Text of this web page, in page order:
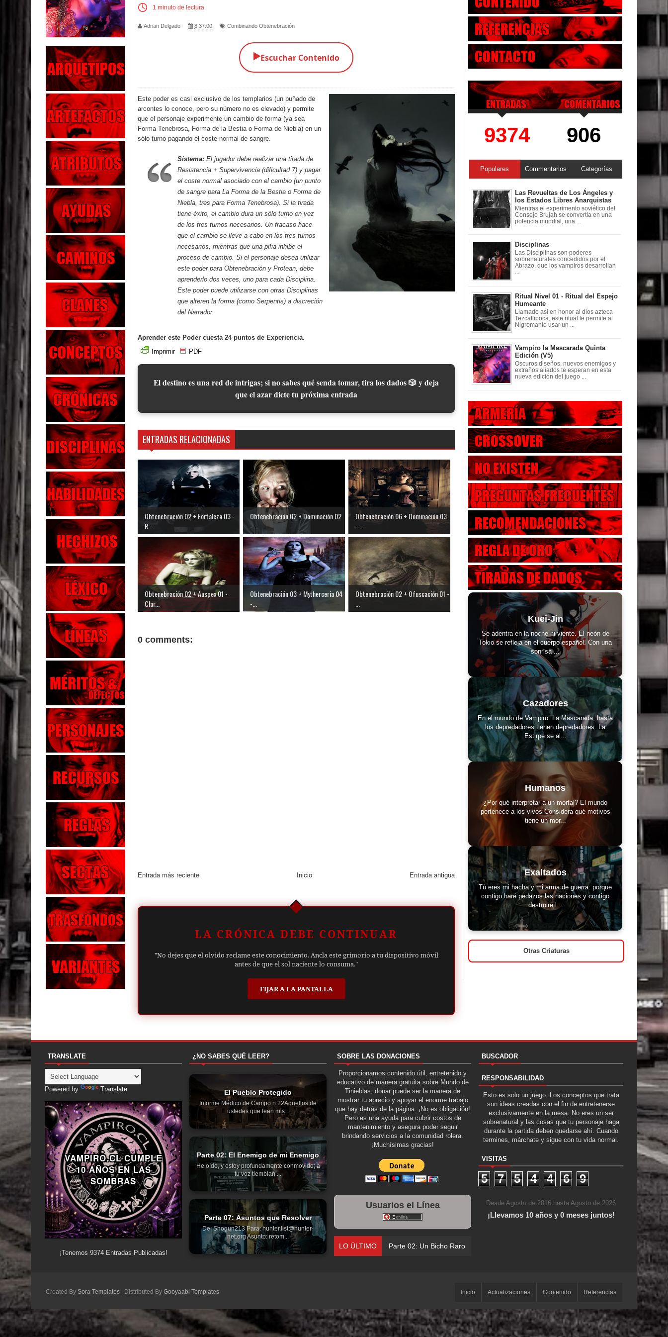
Parte 02: Los Muertos Gobiernan a los Vivos
Parte 01: Escondido a Plena Luz
Parte 02: El Enemigo de mi Enemigo
Parte 06: Coletazos
Parte 05: Los Horrores del Infierno
Parte 04: Oídos Sordos
Parte 03: La Traición
Parte 02: Vuelve el Hijo Prodigo
Parte 03: Reflexiones
1 minuto de lectura
Adrian Delgado 8:37:00 Combinando Obtenebración
▶️Escuchar Contenido
Este poder es casi exclusivo de los templarios (un puñado de
arcontes lo conoce, pero su número no es elevado) y permite
que el personaje experimente un cambio de forma (ya sea
Forma Tenebrosa, Forma de la Bestiao Forma de Niebla) en un
sólo turno pagando el coste normal de sangre.
Sistema: El jugador debe realizar una tirada de
Resistencia + Supervivencia (dificultad 7) y pagar
el coste normal asociado con el cambio (un punto
de sangre para La Forma de la Bestia o Forma de
Niebla, tres para Forma Tenebrosa). Si la tirada
tiene éxito, el cambio dura un sólo turno en vez
de los tres turnos necesarios. Un fracaso hace
que el cambio se lleve a cabo en los tres turnos
necesarios, mientras que una pifia inhibe el
proceso de cambio. Si el personaje desea utilizar
este poder para Obtenebración y Protean, debe
aprenderlo dos veces, uno para cada Disciplina.
Este poder puede utilizarse con otras Disciplinas
que alteren la forma (como Serpentis) a discreción
del Narrador.
Aprender este Poder cuesta 24 puntos de Experiencia.
Imprimir
PDF
El destino es una red de intrigas; si no sabes qué senda tomar, tira los dados 🎲 y deja
que el azar dicte tu próxima entrada
ENTRADAS RELACIONADAS
Obtenebración 02 + Fortaleza 03 -
R...
Obtenebración 02 + Dominación 02
- ...
Obtenebración 06 + Dominación 03
- ...
Obtenebración 02 + Auspex 01 -
Clar...
Obtenebración 03 + Mytherceria 04
-...
Obtenebración 02 + Ofuscación 01 -
0 comments:
Entrada más reciente Entrada antigua
Inicio
LA CRÓNICA DEBE CONTINUAR
"No dejes que el olvido reclame este conocimiento. Ancla este grimorio a tu dispositivo móvil
antes de que el sol naciente lo consuma."
FIJAR A LA PANTALLA
9374 906
Populares Commentarios Categorías
Las Revueltas de Los Ángeles y
los Estados Libres Anarquistas
Mientras el experimento soviético del
Consejo Brujah se convertía en una
potencia mundial, una ...
Disciplinas
Las Disciplinas son poderes
sobrenaturales concedidos por el
Abrazo, que los vampiros desarrollan
Ritual Nivel 01 - Ritual del Espejo
Humeante
Llamado así en honor al dios azteca
Tezcatlipoca, este ritual le permite al
Nigromante usar un ...
Vampiro la Mascarada Quinta
Edición (V5)
Oscuros diseños, nuevos enemigos y
extraños aliados te esperan en esta
nueva edición del juego ...
Kuei-Jin
Se adentra en la noche hirviente. El neón de
Tokio se refleja en el cuerpo español. Con una
sonrisa ...
Cazadores
En el mundo de Vampiro: La Mascarada, hasta
los depredadores tienen depredadores. La
Estirpe se al...
Humanos
¿Por qué interpretar a un mortal? El mundo
pertenece a los vivos Considera qué motivos
tiene un mor...
Exaltados
Tú eres mi hacha y mi arma de guerra: porque
contigo haré pedazos las naciones y contigo
destruiré l...
Otras Criaturas
TRANSLATE
Powered by Translate
VAMPIRO.CL CUMPLE
10 AÑOS EN LAS
SOMBRAS
¡Tenemos 9374Entradas Publicadas!
¿NO SABES QUÉ LEER?
El Pueblo Protegido
Informe Médico de Campo n.22Aquellos de
ustedes que leen mis...
Parte 02: El Enemigo de mi Enemigo
He oído, y estoy profundamente conmovido; a
tu voz tiemblan ...
Parte 07: Asuntos que Resolver
De: Shogun213 Para: hunter.list@hunter-
net.org Asunto: retom...
SOBRE LAS DONACIONES
Proporcionamos contenido útil, entretenido y
educativo de manera gratuita sobre Mundo de
Tinieblas, donar puede ser la manera de
mostrar tu aprecio y apoyar el enorme trabajo
que hay detrás de la página. ¡No es obligación!
Pero es una ayuda para cubrir costos de
mantenimiento y asegura poder seguir
brindando servicios a la comunidad rolera.
¡Muchísimas gracias!
Usuarios el Línea
LO ÚLTIMO Parte 02: Un Bicho Raro
BUSCADOR
RESPONSABILIDAD
Esto es solo un juego. Los conceptos que trata
son ideas creadas con el fin de entretenerse
exclusivamente en la mesa. No eres un ser
sobrenatural y las cosas que tu personaje haga
durante la partida deben quedarse ahí. Cuando
termines, márchate y sigue con tu vida normal.
VISITAS
5 7 5 4 4 6 9
Desde Agosto de 2016 hasta Agosto de 2026
¡Llevamos 10 años y 0 meses juntos!
Created By Sora Templates | Distributed By Gooyaabi Templates Inicio Actualizaciones Contenido Referencias